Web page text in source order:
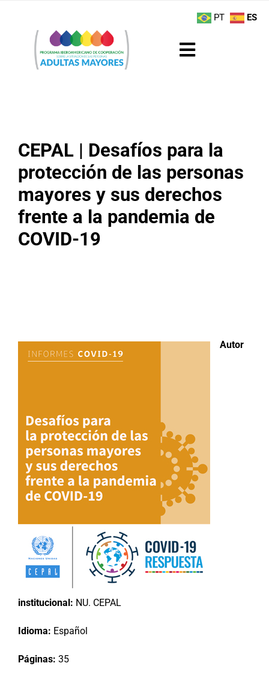
contenido
Toggle
Actividades
Boletín
Buenas Prácticas
CEPAL | Desafíos para la
protección de las personas
mayores y sus derechos
frente a la pandemia de
COVID-19
Autor
institucional: NU. CEPAL
Idioma: Español
Páginas: 35
PT ES